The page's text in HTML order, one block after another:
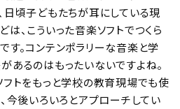
日頃子どもたちが耳にしている現
、こういった音楽ソフトでつくら
す。コンテンポラリーな音楽と学
あるのはもったいないですよね。
フトをもっと学校の教育現場でも使
今後いろいろとアプローチしてい